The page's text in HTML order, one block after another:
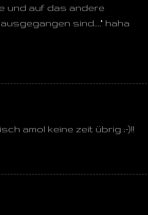
und auf das andere
sind...." haha
amol keine zeit übrig ;-)!!